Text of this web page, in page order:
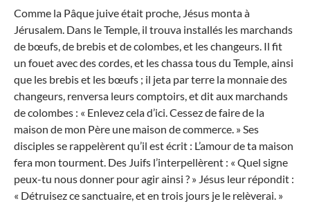
Comme la Pâque juive était proche, Jésus monta à
Jérusalem. Dans le Temple, il trouva installés les marchands
de bœufs, de brebis et de colombes, et les changeurs. Il fit
un fouet avec des cordes, et les chassa tous du Temple, ainsi
que les brebis et les bœufs ; il jeta par terre la monnaie des
changeurs, renversa leurs comptoirs, et dit aux marchands
de colombes : « Enlevez cela d’ici. Cessez de faire de la
maison de mon Père une maison de commerce. » Ses
disciples se rappelèrent qu’il est écrit : L’amour de ta maison
fera mon tourment. Des Juifs l’interpellèrent : « Quel signe
peux-tu nous donner pour agir ainsi ? » Jésus leur répondit :
« Détruisez ce sanctuaire, et en trois jours je le relèverai. »